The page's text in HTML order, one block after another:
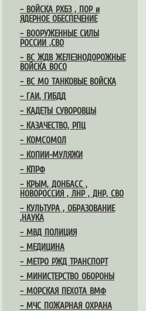
– ВОЙСКА РХБЗ , ПОР и
ЯДЕРНОЕ ОБЕСПЕЧЕНИЕ
– ВООРУЖЕННЫЕ СИЛЫ
РОССИИ ,СВО
– ВС ЖДВ ЖЕЛЕЗНОДОРОЖНЫЕ
ВОЙСКА ВОСО
– ВС МО ТАНКОВЫЕ ВОЙСКА
– ГАИ, ГИБДД
– КАДЕТЫ СУВОРОВЦЫ
– КАЗАЧЕСТВО, РПЦ
– КОМСОМОЛ
– КОПИИ-МУЛЯЖИ
– КПРФ
– КРЫМ, ДОНБАСС ,
НОВОРОССИЯ , ЛНР , ДНР, СВО
– КУЛЬТУРА , ОБРАЗОВАНИЕ
,НАУКА
– МВД ПОЛИЦИЯ
– МЕДИЦИНА
– МЕТРО РЖД ТРАНСПОРТ
– МИНИСТЕРСТВО ОБОРОНЫ
– МОРСКАЯ ПЕХОТА ВМФ
– МЧС ПОЖАРНАЯ ОХРАНА